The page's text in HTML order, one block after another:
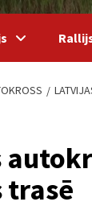
trasē